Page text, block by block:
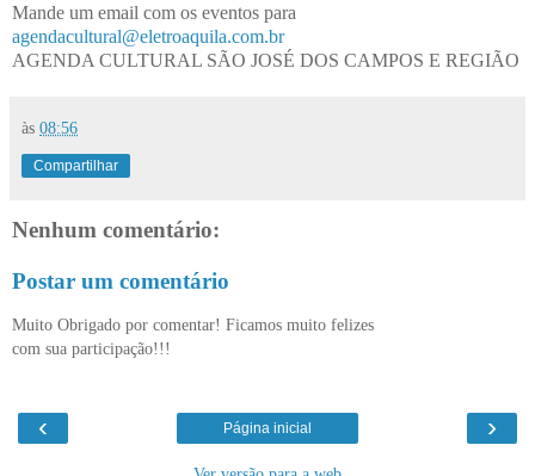
Mande um email com os eventos para
agendacultural@eletroaquila.com.br
AGENDA CULTURAL SÃO JOSÉ DOS CAMPOS E REGIÃO
às 08:56
Compartilhar
Nenhum comentário:
Postar um comentário
Muito Obrigado por comentar! Ficamos muito felizes
com sua participação!!!
‹ ›
Página inicial